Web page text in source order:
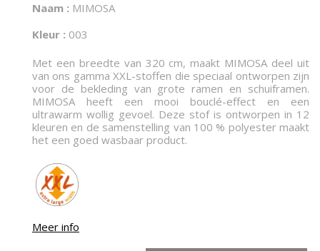
Naam : MIMOSA
Kleur : 003
Met een breedte van 320 cm, maakt MIMOSA deel uit
van ons gamma XXL-stoffen die speciaal ontworpen zijn
voor de bekleding van grote ramen en schuiframen.
MIMOSA heeft een mooi bouclé-effect en een
ultrawarm wollig gevoel. Deze stof is ontworpen in 12
kleuren en de samenstelling van 100 % polyester maakt
het een goed wasbaar product.
Meer info